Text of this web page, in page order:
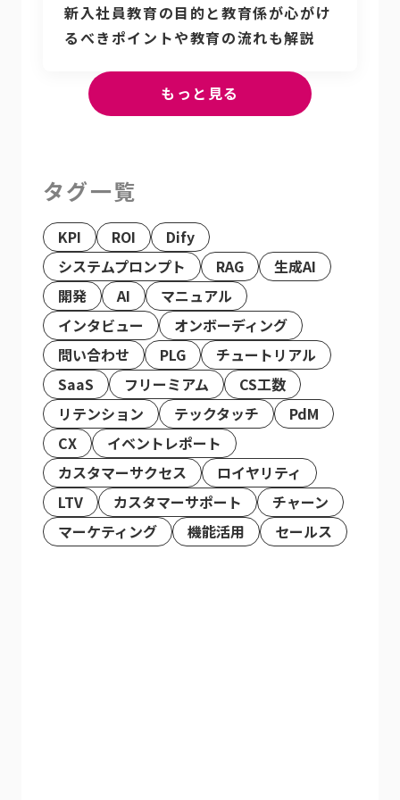
新入社員教育の目的と教育係が心がけ
るべきポイントや教育の流れも解説
もっと見る
タグ一覧
KPI ROI
Dify
システムプロンプト
RAG
生成AI
開発
AI
マニュアル
インタビュー
オンボーディング
問い合わせ
PLG
チュートリアル
SaaS
フリーミアム
CS工数
リテンション
テックタッチ
PdM
CX
イベントレポート
カスタマーサクセス
ロイヤリティ
LTV
カスタマーサポート
チャーン
マーケティング
機能活用 セールス